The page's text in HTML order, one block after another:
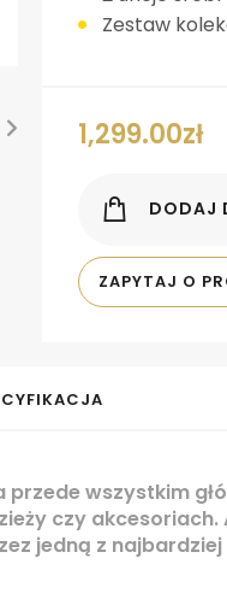
Zestaw
1,299.00zł
DODAJ
ZAPYTAJ O
wszystkim
czy
jedną z